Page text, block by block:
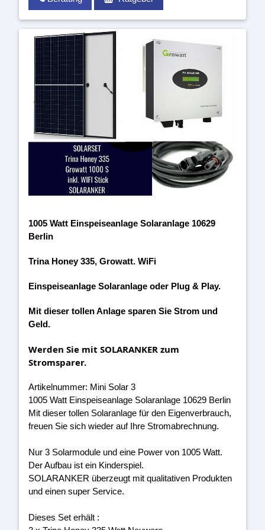
1005 Watt Einspeiseanlage Solaranlage 10629
Berlin
Trina Honey 335, Growatt. WiFi
Einspeiseanlage Solaranlage oder Plug & Play.
Mit dieser tollen Anlage sparen Sie Strom und
Geld.
Werden Sie mit SOLARANKER zum
Stromsparer.
Artikelnummer: Mini Solar 3
1005 Watt Einspeiseanlage Solaranlage 10629 Berlin
Mit dieser tollen Solaranlage für den Eigenverbrauch,
freuen Sie sich wieder auf Ihre Stromabrechnung.
Nur 3 Solarmodule und eine Power von 1005 Watt.
Der Aufbau ist ein Kinderspiel.
SOLARANKER überzeugt mit qualitativen Produkten
und einen super Service.
Dieses Set erhält :